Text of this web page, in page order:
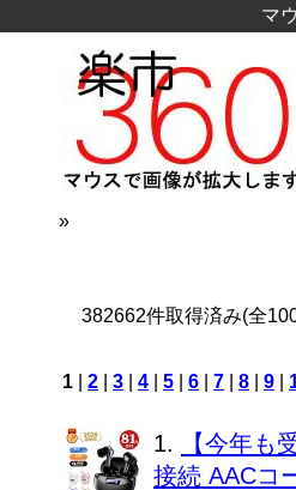
マ
»
382662件取得済み(全
1 2 3 4 5 6 7 8 9
1.
【今年も
接続 AACコ